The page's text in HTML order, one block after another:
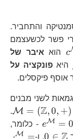
והתחביר.
פשר לכשעצמם
c הוא איבר של
היאפונקציה על
אוסף פיקסלים.
לשני מבנים
M = (Z,0, +)
.
e M = 0
- כלומר,
0 ∈ , ו- ⋅M =